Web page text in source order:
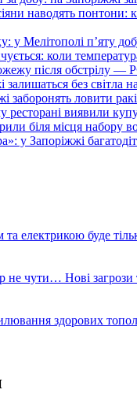
наводять понтони:
у Мелітополі п’яту
коли
після обстрілу —
без світла
заборонять ловити
ресторані виявили
біля місця набору
у Запоріжжі
електрикою буде
не чути… Нові
здорових